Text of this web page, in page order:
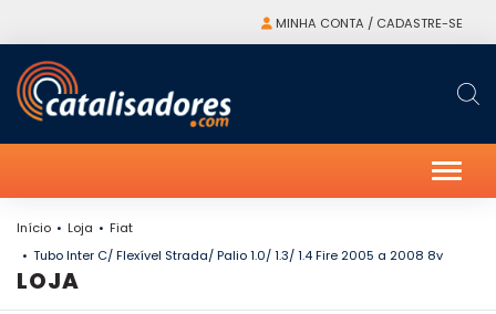
MINHA CONTA / CADASTRE-SE
Início Loja
Fiat
Tubo Inter C/ Flexível Strada/ Palio 1.0/ 1.3/ 1.4 Fire 2005 a 2008 8v
LOJA